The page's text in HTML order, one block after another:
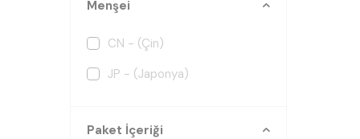
Menşei
CN - (Çin)
JP - (Japonya)
Paket İçeriği